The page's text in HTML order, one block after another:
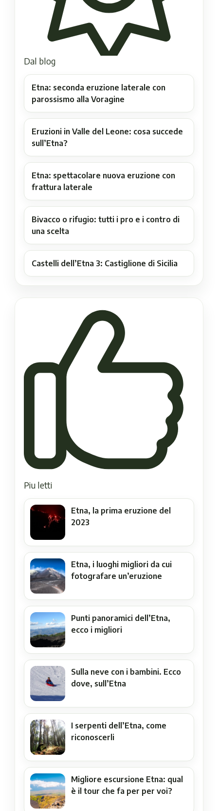
Dal blog
Etna: seconda eruzione laterale con
parossismo alla Voragine
Eruzioni in Valle del Leone: cosa succede
sull’Etna?
Etna: spettacolare nuova eruzione con
frattura laterale
Bivacco o rifugio: tutti i pro e i contro di
una scelta
Castelli dell’Etna 3: Castiglione di Sicilia
Piu letti
Etna, la prima eruzione del
2023
Etna, i luoghi migliori da cui
fotografare un’eruzione
Punti panoramici dell’Etna,
ecco i migliori
Sulla neve con i bambini. Ecco
dove, sull’Etna
I serpenti dell’Etna, come
riconoscerli
Migliore escursione Etna: qual
è il tour che fa per per voi?